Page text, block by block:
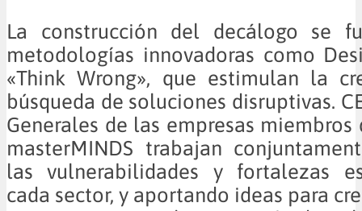
La construcción del decálogo se
metodologías innovadoras como
«Think Wrong», que estimulan la
búsqueda de soluciones disruptivas.
Generales de las empresas miembros
masterMINDS trabajan
las vulnerabilidades y fortalezas
cada sector, y aportando ideas para